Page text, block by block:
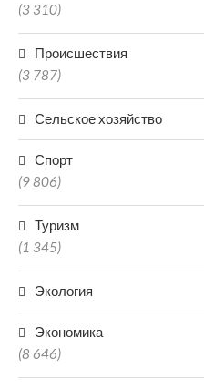
(3 310)
Происшествия
(3 787)
Сельское хозяйство
Спорт
(9 806)
Туризм
(1 345)
Экология
Экономика
(8 646)